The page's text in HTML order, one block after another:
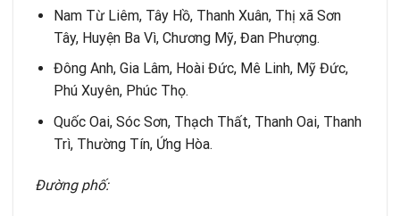
Nam Từ Liêm, Tây Hồ, Thanh Xuân, Thị xã Sơn
Tây, Huyện Ba Vì, Chương Mỹ, Đan Phượng.
Đông Anh, Gia Lâm, Hoài Đức, Mê Linh, Mỹ Đức,
Phú Xuyên, Phúc Thọ.
Quốc Oai, Sóc Sơn, Thạch Thất, Thanh Oai, Thanh
Trì, Thường Tín, Ứng Hòa.
Đường phố: